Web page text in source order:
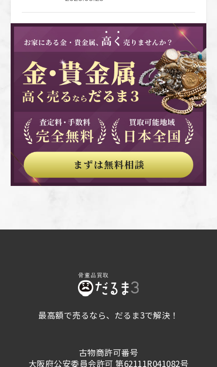
もらって査定を進めるため、査定後にキャンセ
ルしたい場合に、人によってはキャンセルしに
くいことも考えられます。 高価買取が狙える
シルバーの特徴 市場価値が高く、人気のシル
バーですが、高価買取が狙えるシルバー製品に
は特徴があります。 お手持ちのシルバー製品
が下記に当てはまる場合には、高価買取に期待
ができるでしょう。 銀貨や記念メダル 高価買
取が狙えるシルバー製品としては、銀貨や記念
メダルが挙げられます。 銀貨や記念メダル
は、シルバーの純度が高く、希少性もあるた
め、高値での取引が期待できるシルバー製品だ
といえるでしょう。 銀貨や記念メダルを集め
るコレクターも多く、高価買取の可能性が高い
シルバー製品です。 純度の高いシルバー 高価
ものほど、高値での取引が可能です。 具体的に
少ないため、買取できない場合や買取価格が大
幅に下がる可能性があります。 人気ブランド
ンド力やデザインによっても異なります。 た
のハイブランドのシルバー製品であれば、高額
のデメリットとしては、店舗までプラチナ製品
を運ぶ手間が必要なことや、店舗まで行かなけ
ればならないため、移動時間を確保できない場
合には利用が難しいこと、持ち込む途中にプラ
チナ製品を傷つけてしまうリスクがあることが
挙げられます。 郵送買取・郵送査定 プラチナ
製品を手放す際の選択肢の一つとして、郵送買
取・郵送査定という方法があります。 郵送買
取・郵送査定は、郵送を利用するため、自分の
スケジュールに合わせて買取を依頼できること
や、店舗や訪問での買取と異なり、対面でのや
り取りが不要なことがメリットだといえます。
郵送買取・郵送査定を利用する場合、多くの業
者では配送料を負担してもらえるため、査定や
買取のためにコストがかからないのも魅力の一
納得したうえで利用しましょう。 訪問買取・
訪問査定 プラチナ製品を売却する手段の一つ
に、訪問買取・訪問査定という方法がありま
す。 訪問買取・訪問査定のメリットとして
ナ製品を持ち運ぶ手間がなく、傷つけるリスク
を回避できる点が大きなメリットといえます。
ただし、あくまで目安であるため、実際の買取
価格と差が出ることもあります。 それでも、事
前に相場を把握しておくことで、極端に安い価
格で手放すことを避け、適正な価格での売却に
つながるでしょう。 ジュエリーを売却する際
に選べる買取業者の種類 ジュエリーを売却す
る際に選べる買取業者は大きく分けると3種類
あります。 それぞれに特徴やメリット・デメ
リットがあります。 持込買取・持込査定 持込
買取・持込査定は、店舗に売りたいジュエリー
を自分で持ち込む方法です。 その場で査定し
てもらい、納得した場合は売却して買取代金を
受け取ります。 売却を希望しない場合は、ジ
ュエリーを持ち帰ることも可能です。 持込買
取・持込査定には以下のようなメリットがあり
やすい ● その場で買取代金を受け取れる 一
郵送査定は、売却したいジュエリーを買取業者
い、納得した場合はそのまま売却できます。
てもらうことが可能です。 業者によっては、
格を自由に設定できるため、希望価格以上で売
却できる可能性の高い方法です。 ただし、す
ぐに買い手がつかないこともあり、値下げを要
求されることもあります。 また、自分自身が
宝石の価値を正しく判断できていないと、本来
よりも安い価格で売却してしまう可能性がある
でしょう。 リサイクルショップで売却 宝石を
リサイクルショップで売却すると、最短即日換
金が可能なメリットがあります。 しかし、シ
ョップのスタッフが、宝石の査定方法を知らな
いケースも多く、適切な価格をつけてもらえな
い可能性が高いでしょう。 不用品回収業者や
遺品整理業者へ相談 不用品回収業者や遺品整
理業者は、まとめて買取をしてくれるため、回
依頼がお勧めです。 ただし、骨董品買取業者
の中でも、宝石の買取実績には差があるため、
より査定経験や買取実績の豊富な業者に依頼す
るようにしましょう。 宝石は高額買取になり
やすいアイテムのため、価値を適切に判断して
査定を実施している業者も多いため、納得のい
く価格で売却できるよう、複数の業者に査定依
の価値は高いことを表しています。 日本のジ
ュエリーではK18のものが人気ですが、他国で
はさらに純度の低いK14やK9なども広く使用さ
れています。 金の重量 金・貴金属買取におけ
る重要なポイントの3つ目は、金の重量です。
金は、たった0.1グラムの差によって価格が上
下するものです。 そのため、金の重さは、査
定額に大きく影響する要素であり、重量に比例
して査定額は高くなります。 お持ちの金・貴
金属を売却する場合、金の重さに貴金属の価値
を加味して、査定額を出すことになるでしょ
う。 金のカラー 金・貴金属買取における重要
なポイントの4つ目は、金のカラーです。 金に
は、カラーゴールドと呼ばれる、金本来の色合
バリエーションを楽しむものです。 ホワイト
かいため傷がつきやすいものですが、カラーゴ
ールドは、他の金属が含まれるため、硬度が増
ドは、純金よりも硬度があるため、アクセサリ
ルドの中にも、レッドゴールドやパープルゴー
最高額で売るなら、だるま3で解決！
古物商許可番号
大阪府公安委員会許可 第62111R041082号